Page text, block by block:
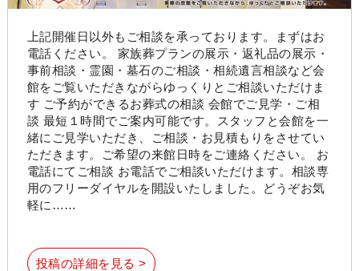
上記開催日以外もご相談を承っております。まずはお
電話ください。 家族葬プランの展示・返礼品の展示・
事前相談・霊園・墓石のご相談・相続遺言相談など会
館をご覧いただきながらゆっくりとご相談いただけま
す ご予約ができるお葬式の相談 会館でご見学・ご相
談 最短１時間でご案内可能です。スタッフと会館を一
緒にご見学いただき、ご相談・お見積もりをさせてい
ただきます。ご希望の来館日時をご連絡ください。 お
電話にてご相談 お電話でご相談いただけます。相談専
用のフリーダイヤルを開設いたしました。どうぞお気
軽に……
投稿の詳細を見る >